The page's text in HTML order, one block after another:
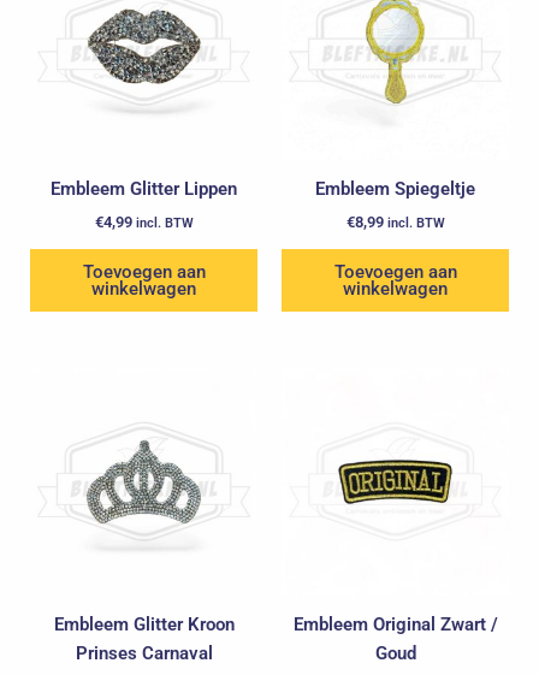
Embleem Glitter Lippen
€4,99 incl. BTW
Toevoegen aan
winkelwagen
Embleem Spiegeltje
€8,99 incl. BTW
Toevoegen aan
winkelwagen
Embleem Glitter Kroon
Prinses Carnaval
Embleem Original Zwart /
Goud